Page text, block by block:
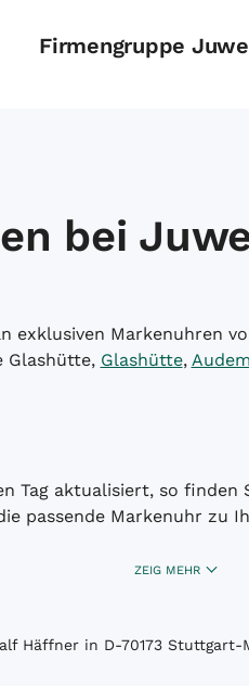
Firmengruppe
bei
exklusiven Markenuhren
Glashütte, Glashütte,
Tag aktualisiert, so
passende Markenuhr zu
ZEIG MEHR
Häffner in D-70173 Stuttgart-